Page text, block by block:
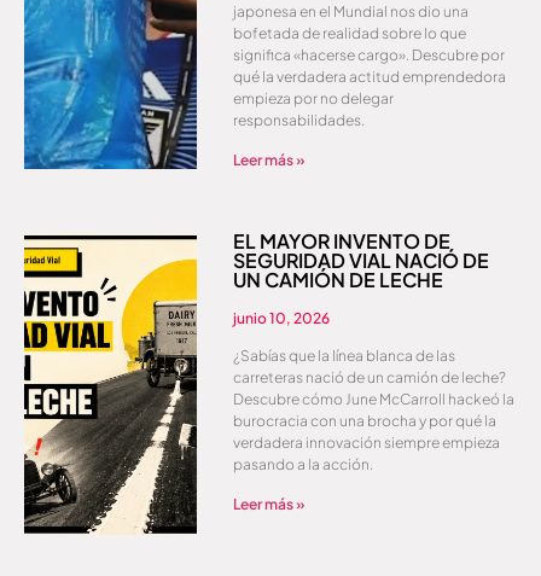
japonesa en el Mundial nos dio una
bofetada de realidad sobre lo que
significa «hacerse cargo». Descubre por
qué la verdadera actitud emprendedora
empieza por no delegar
responsabilidades.
Leer más »
EL MAYOR INVENTO DE
SEGURIDAD VIAL NACIÓ DE
UN CAMIÓN DE LECHE
junio 10, 2026
¿Sabías que la línea blanca de las
carreteras nació de un camión de leche?
Descubre cómo June McCarroll hackeó la
burocracia con una brocha y por qué la
verdadera innovación siempre empieza
pasando a la acción.
Leer más »